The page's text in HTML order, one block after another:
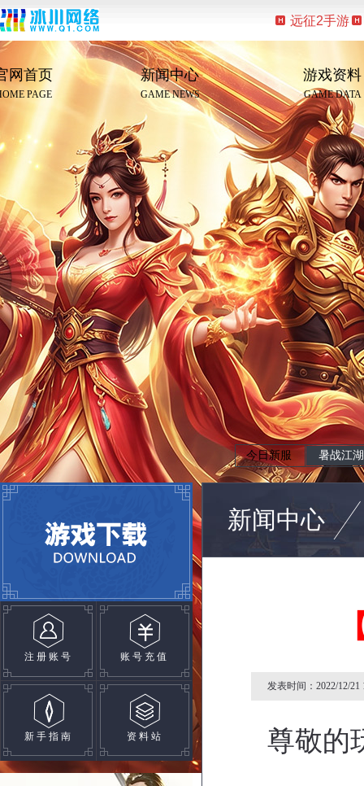
远征2手游
网首页
PAGE
新闻中心
GAME NEWS
游戏资料
GAME DATA
今日新服 暑战江湖
注册账号 账号充值
新手指南 资料站
新闻中心
发表时间：2022/12/21
尊敬的